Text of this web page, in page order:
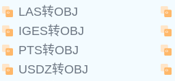
LAS转OBJ
IGES转OBJ
PTS转OBJ
USDZ转OBJ